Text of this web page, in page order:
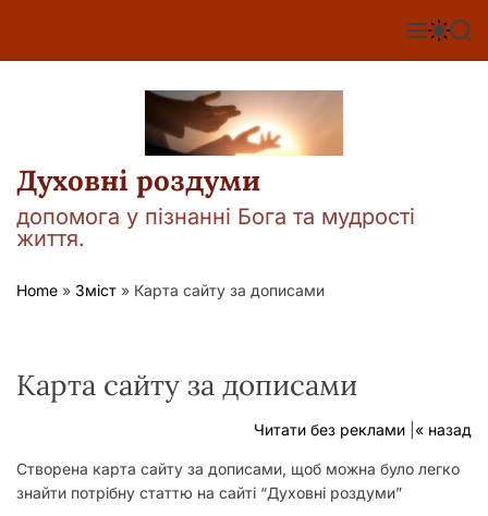
р
М П
е
и
П
Духовні роздуми
допомога у пізнанні Бога та мудрості
життя.
Home » Зміст » Карта сайту за дописами
Карта сайту за дописами
Читати без реклами « назад
Створена карта сайту за дописами, щоб можна було легко
знайти потрібну статтю на сайті “Духовні роздуми”